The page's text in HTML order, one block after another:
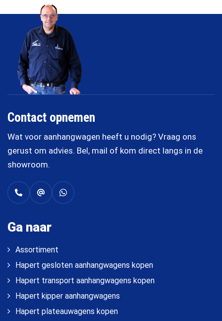
Contact opnemen
Wat voor aanhangwagen heeft u nodig? Vraag ons
gerust om advies. Bel, mail of kom direct langs in de
showroom.
Ga naar
Assortiment
Hapert gesloten aanhangwagens kopen
Hapert transport aanhangwagens kopen
Hapert kipper aanhangwagens
Hapert plateauwagens kopen